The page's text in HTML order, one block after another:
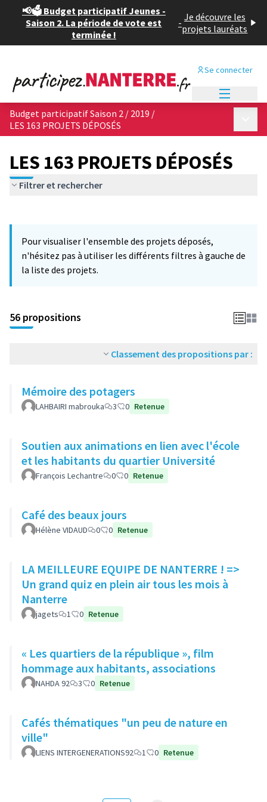
📢🗳️ Budget participatif Jeunes -
Saison 2. La période de vote est
terminée !
- Je découvre les
projets lauréats
Se connecter
Budget participatif Saison 2 / 2019 /
LES 163 PROJETS DÉPOSÉS
LES 163 PROJETS DÉPOSÉS
Filtrer et rechercher
−
Pour visualiser l'ensemble des projets déposés,
n'hésitez pas à utiliser les différents filtres à gauche de
la liste des projets.
56 propositions
Classement des propositions par :
Mémoire des potagers
LAHBAIRI mabrouka 3 0 Retenue
Soutien aux animations en lien avec l'école
et les habitants du quartier Université
François Lechantre 0 0 Retenue
Café des beaux jours
Hélène VIDAUD 0 0 Retenue
LA MEILLEURE EQUIPE DE NANTERRE ! =>
Un grand quiz en plein air tous les mois à
Nanterre
jagets 1 0 Retenue
« Les quartiers de la république », film
hommage aux habitants, associations
NAHDA 92 3 0 Retenue
Cafés thématiques "un peu de nature en
ville"
LIENS INTERGENERATIONS92 1 0 Retenue